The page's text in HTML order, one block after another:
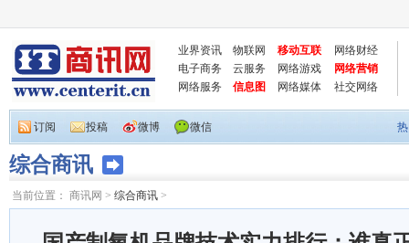
业界资讯 物联网 移动互联
网络财经
电子商务
云服务 网络游戏
网络营销
网络服务
信息图 网络媒体 社交网络
订阅 投稿 微博 微信
综合商讯
当前位置： 商讯网 > 综合商讯 >